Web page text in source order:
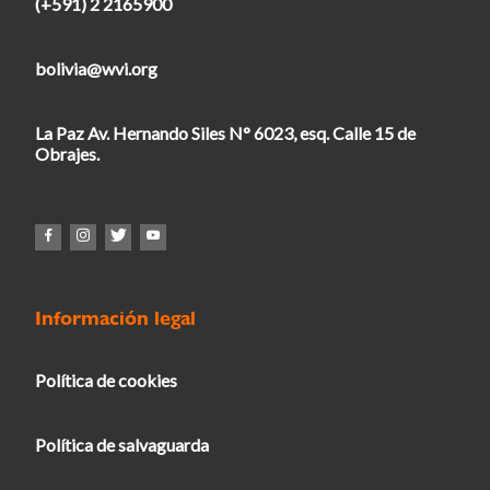
bolivia@wvi.org
La Paz Av. Hernando Siles N° 6023, esq. Calle 15 de
Obrajes.
Información legal
Política de cookies
Política de salvaguarda